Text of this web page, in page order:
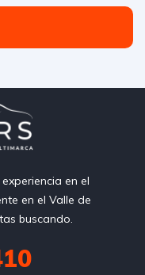
en el
en el Valle de
buscando.